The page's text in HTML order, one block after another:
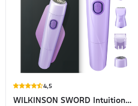
4,5
WILKINSON SWORD
Intuition